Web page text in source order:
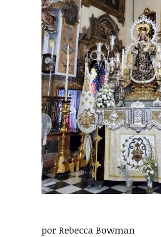
por Rebecca Bowman